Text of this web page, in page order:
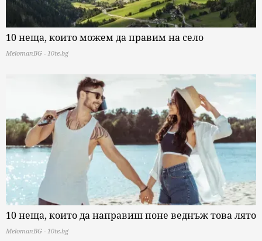
10 неща, които можем да правим на село
MelomanBG - 10te.bg
10 неща, които да направиш поне веднъж това лято
MelomanBG - 10te.bg